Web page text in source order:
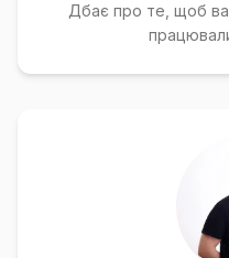
Дбає про те, щоб